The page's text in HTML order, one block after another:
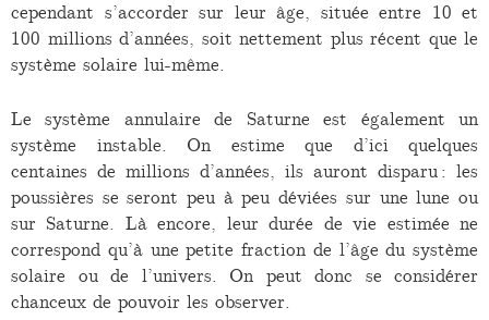
cependant s’accorder sur leur âge, située entre 10 et
100 millions d’années, soit nettement plus récent que le
système solaire lui-même.
Le système annulaire de Saturne est également un
système instable. On estime que d’ici quelques
centaines de millions d’années, ils auront disparu : les
poussières se seront peu à peu déviées sur une lune ou
sur Saturne. Là encore, leur durée de vie estimée ne
correspond qu’à une petite fraction de l’âge du système
solaire ou de l’univers. On peut donc se considérer
chanceux de pouvoir les observer.